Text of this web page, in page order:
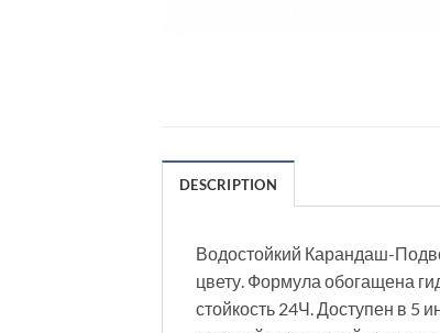
DESCRIPTION
Водостойкий Карандаш-
цвету. Формула обогащена
стойкость 24Ч. Доступен в 5